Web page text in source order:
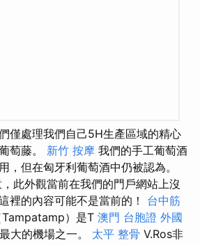
僅處理我們自己5H生產區域的精心
萄藤。 新竹 按摩 我們的手工葡萄酒
，但在匈牙利葡萄酒中仍被認為。
此外觀當前在我們的門戶網站上沒
裡的內容可能不是當前的！ 台中筋
）是T 澳門 台胞證 外國
大的機場之一。 太平 整骨 V.Ros非